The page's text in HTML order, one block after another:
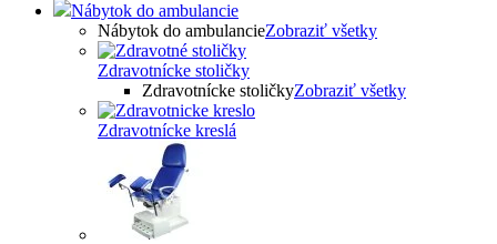
Nábytok do ambulancie
Nábytok do ambulancieZobraziť všetky
Zdravotnícke stoličky
Zdravotnícke stoličkyZobraziť všetky
Zdravotnícke kreslá